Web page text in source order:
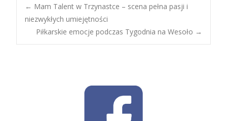
Post
navigation
← Mam Talent w Trzynastce – scena pełna pasji i
niezwykłych umiejętności
Piłkarskie emocje podczas Tygodnia na Wesoło →